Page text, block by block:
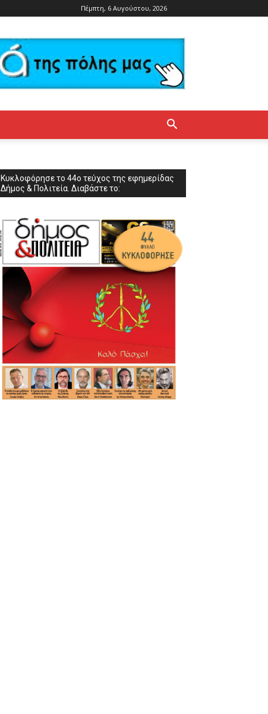
Πέμπτη, 6 Αυγούστου, 2026
Κυκλοφόρησε το 44ο τεύχος της εφημερίδας
Δήμος & Πολιτεία. Διαβάστε το: